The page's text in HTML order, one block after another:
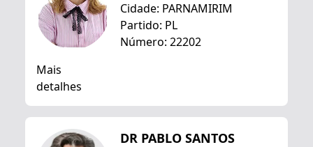
Cidade: PARNAMIRIM
Partido: PL
Número: 22202
Mais
detalhes
DR PABLO SANTOS